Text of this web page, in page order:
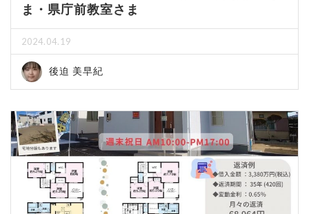
ま・県庁前教室さま
2024.04.19
後迫 美早紀